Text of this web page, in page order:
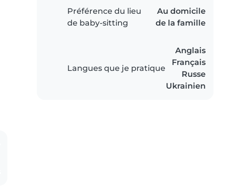
Préférence du lieu
de baby-sitting
Au domicile
de la famille
Langues que je pratique
Anglais
Français
Russe
Ukrainien